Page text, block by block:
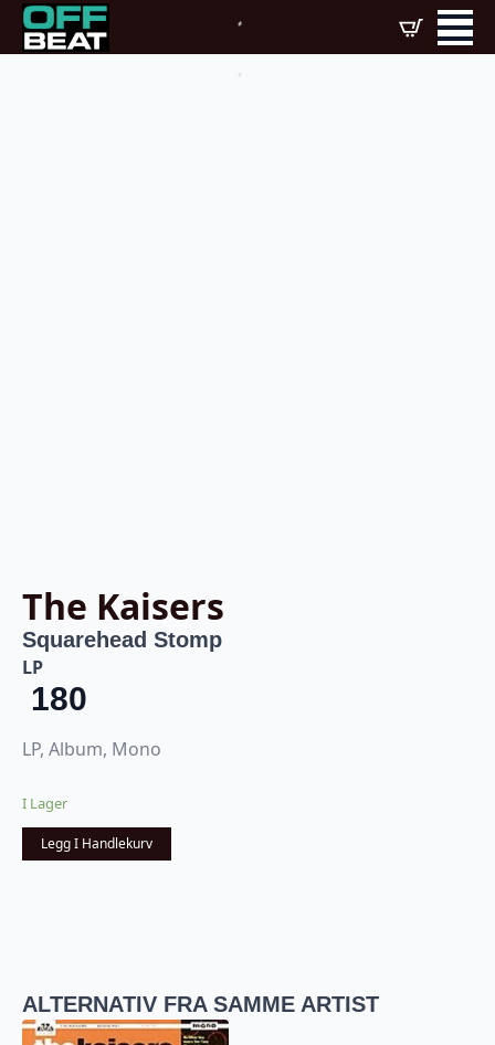
The Kaisers
Squarehead Stomp
LP
180
LP, Album, Mono
I Lager
Legg I Handlekurv
ALTERNATIV FRA SAMME ARTIST